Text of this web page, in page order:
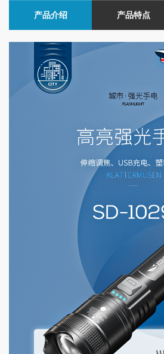
产品介绍 产品特点